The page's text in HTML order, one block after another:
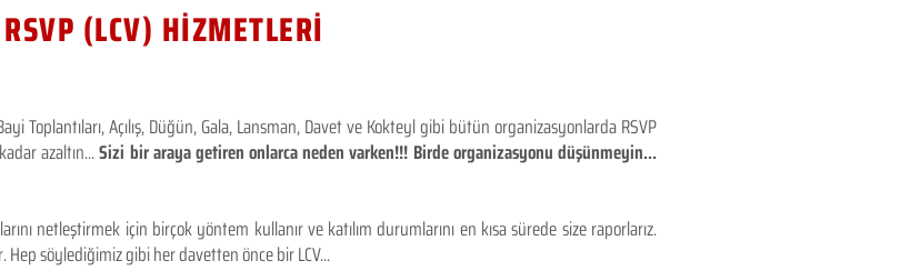
RSVP (LCV) HİZMETLERİ
Toplantıları, Açılış, Düğün, Gala, Lansman, Davet ve Kokteyl gibi bütün organizasyonlarda RSVP
azaltın...Sizi bir araya getiren onlarca neden varken!!! Birde organizasyonu düşünmeyin...
netleştirmek için birçok yöntem kullanır ve katılım durumlarını en kısa sürede size raporlarız.
söylediğimiz gibi her davetten önce bir LCV...